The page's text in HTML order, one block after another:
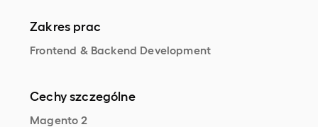
Zakres prac
Frontend & Backend Development
Cechy szczególne
Magento 2